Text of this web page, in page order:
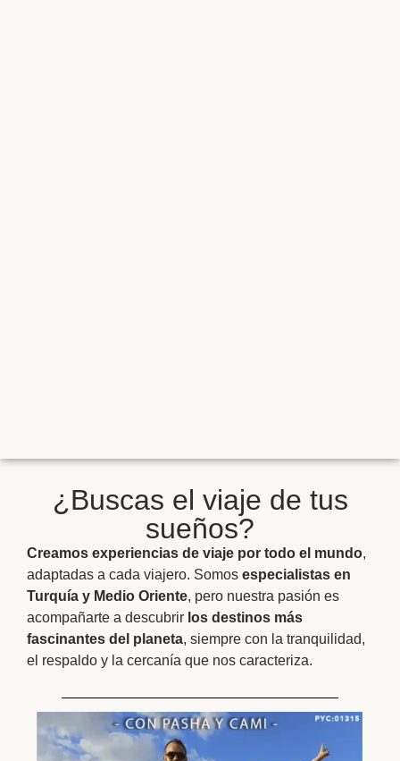
¿Buscas el viaje de tus
sueños?
Creamos experiencias de viaje por todo el mundo,
adaptadas a cada viajero. Somos especialistas en
Turquía y Medio Oriente, pero nuestra pasión es
acompañarte a descubrir los destinos más
fascinantes del planeta, siempre con la tranquilidad,
el respaldo y la cercanía que nos caracteriza.